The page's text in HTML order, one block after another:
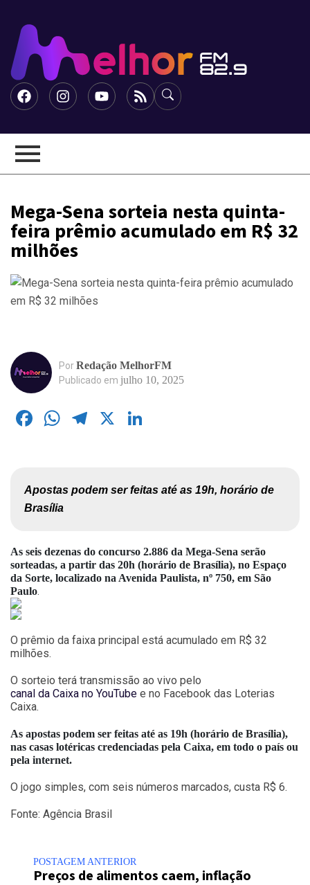
Mega-Sena sorteia nesta quinta-
feira prêmio acumulado em R$ 32
milhões
PorRedação MelhorFM
Publicado em julho 10, 2025
Facebook
WhatsApp
Telegram
X
Apostas podem ser feitas até as 19h, horário de
Brasília
As seis dezenas do concurso 2.886 da Mega-Sena serão
sorteadas, a partir das 20h (horário de Brasília), no Espaço
da Sorte, localizado na Avenida Paulista, nº 750, em São
Paulo.
O prêmio da faixa principal está acumulado em R$ 32
milhões.
O sorteio terá transmissão ao vivo pelo
canal da Caixa no YouTube e no Facebook das Loterias
Caixa.
As apostas podem ser feitas até as 19h (horário de Brasília),
nas casas lotéricas credenciadas pela Caixa, em todo o país ou
pela internet.
O jogo simples, com seis números marcados, custa R$ 6.
Fonte: Agência Brasil
POSTAGEM ANTERIOR
Preços de alimentos caem, inflação